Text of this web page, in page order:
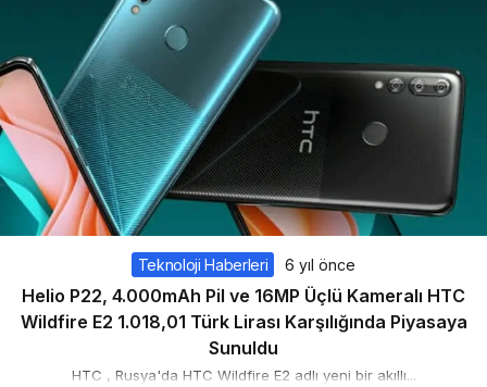
Teknoloji Haberleri 6 yıl önce
Helio P22, 4.000mAh Pil ve 16MP Üçlü Kameralı HTC
Wildfire E2 1.018,01 Türk Lirası Karşılığında Piyasaya
Sunuldu
HTC , Rusya'da HTC Wildfire E2 adlı yeni bir akıllı...